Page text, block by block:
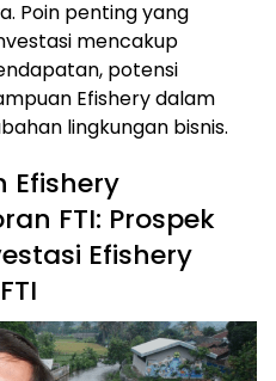
Poin penting yang
mencakup
potensi
Efishery dalam
lingkungan bisnis.
Efishery
FTI: Prospek
Efishery